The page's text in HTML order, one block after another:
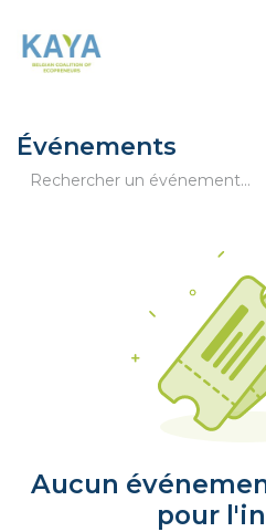
Événements
Aucun
pour